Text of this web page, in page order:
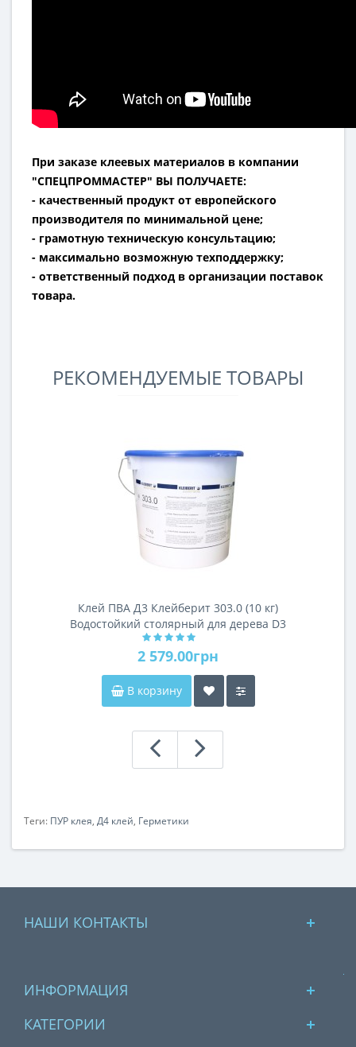
При заказе клеевых материалов в компании
"СПЕЦПРОММАСТЕР" ВЫ ПОЛУЧАЕТЕ:
- качественный продукт от европейского
производителя по минимальной цене;
- грамотную техническую консультацию;
- максимально возможную техподдержку;
- ответственный подход в организации поставок
товара.
РЕКОМЕНДУЕМЫЕ ТОВАРЫ
Клей ПВА Д3 Клейберит 303.0 (10 кг)
Водостойкий столярный для дерева D3
Kleiberit
2 579.00грн
В корзину
Теги: ПУР клея, Д4 клей, Герметики
НАШИ КОНТАКТЫ
ИНФОРМАЦИЯ
КАТЕГОРИИ